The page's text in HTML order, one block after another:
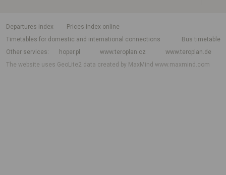
departures index
Prices index online
Timetables for domestic and international connections
Bus timetable
Other services
hoper.pl www.teroplan.cz
www.teroplan.de
The website uses GeoLite2 data created by MaxMindwww.maxmind.com